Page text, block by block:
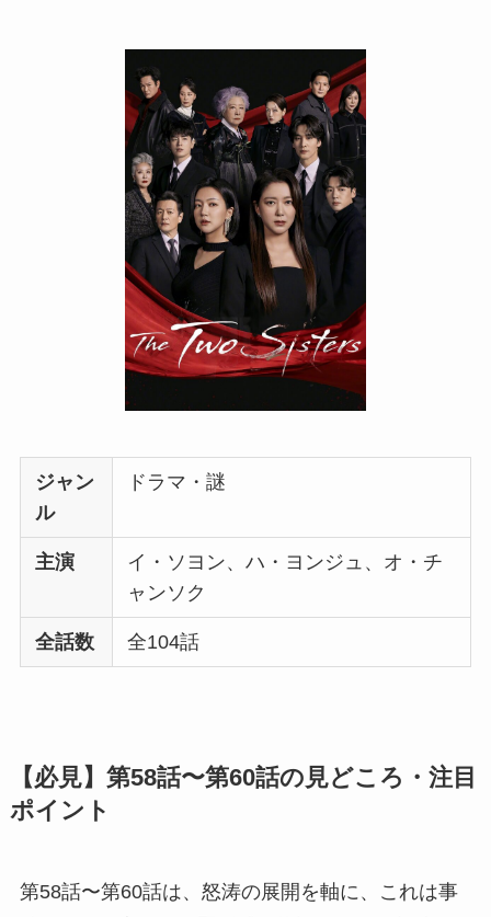
ジャン
ル
ドラマ・謎
主演
イ・ソヨン、ハ・ヨンジュ、オ・チ
ャンソク
全話数 全104話
【必見】第58話〜第60話の見どころ・注目
ポイント
第58話〜第60話は、怒涛の展開を軸に、これは事